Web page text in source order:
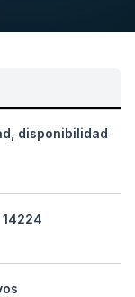
disponibilidad